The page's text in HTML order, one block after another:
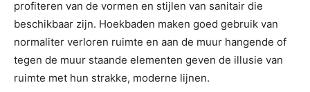
profiteren van de vormen en stijlen van sanitair die
beschikbaar zijn. Hoekbaden maken goed gebruik van
normaliter verloren ruimte en aan de muur hangende of
tegen de muur staande elementen geven de illusie van
ruimte met hun strakke, moderne lijnen.